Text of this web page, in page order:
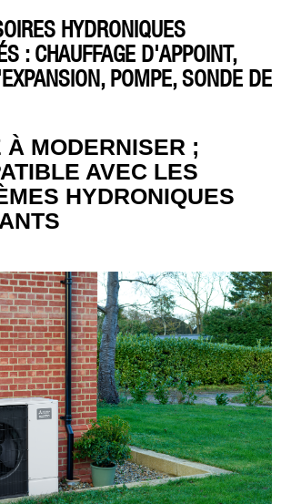
HYDRONIQUES
: CHAUFFAGE D'APPOINT,
POMPE, SONDE DE
À MODERNISER ;
AVEC LES
HYDRONIQUES